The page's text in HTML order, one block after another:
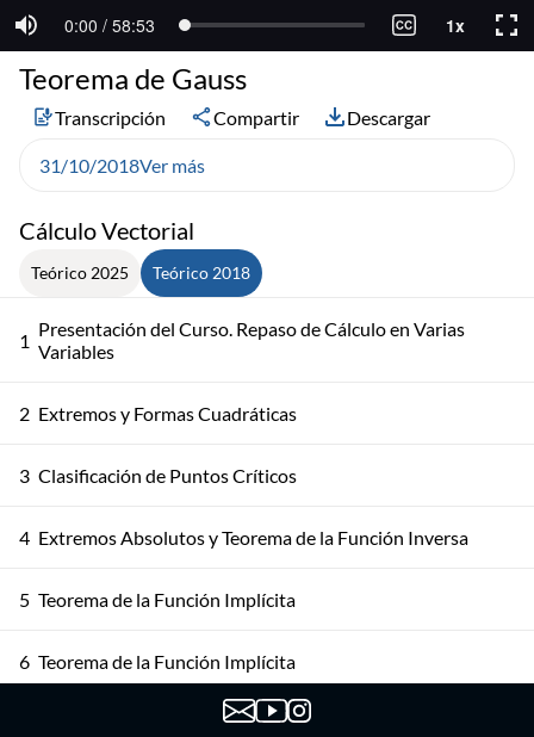
Cálculo Vectorial
Teórico 2025 Teórico 2018
1 Presentación del Curso. Repaso de Cálculo en Varias
Variables
2 Extremos y Formas Cuadráticas
3 Clasificación de Puntos Críticos
4 Extremos Absolutos y Teorema de la Función Inversa
5 Teorema de la Función Implícita
6 Teorema de la Función Implícita
Extremos Condicionados y Multiplicadores de Lagrange
Teorema de Gauss
Transcripción Compartir Descargar
31/10/2018Ver más